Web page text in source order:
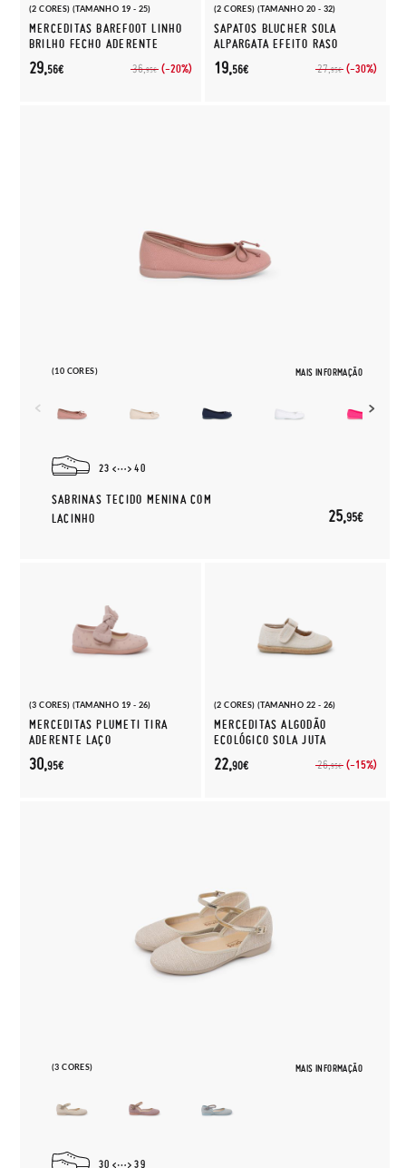
(2 CORES) (TAMANHO 19 - 25)
MERCEDITAS BAREFOOT LINHO
BRILHO FECHO ADERENTE
36,95€ (-20%)
29,56€
(2 CORES) (TAMANHO 20 - 32)
SAPATOS BLUCHER SOLA
ALPARGATA EFEITO RASO
27,95€ (-30%)
19,56€
(10 CORES) MAIS INFORMAÇÃO
23 40
SABRINAS TECIDO MENINA COM
LACINHO
25,95€
(3 CORES) (TAMANHO 19 - 26)
MERCEDITAS PLUMETI TIRA
ADERENTE LAÇO
30,95€
(2 CORES) (TAMANHO 22 - 26)
MERCEDITAS ALGODÃO
ECOLÓGICO SOLA JUTA
26,95€ (-15%)
22,90€
(3 CORES) MAIS INFORMAÇÃO
30 39